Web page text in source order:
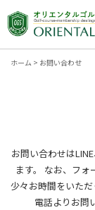
ホーム > お問い合わせ
お問い合わせは
ます。
なお、フォ
少々お時間をいただ
電話よりお問